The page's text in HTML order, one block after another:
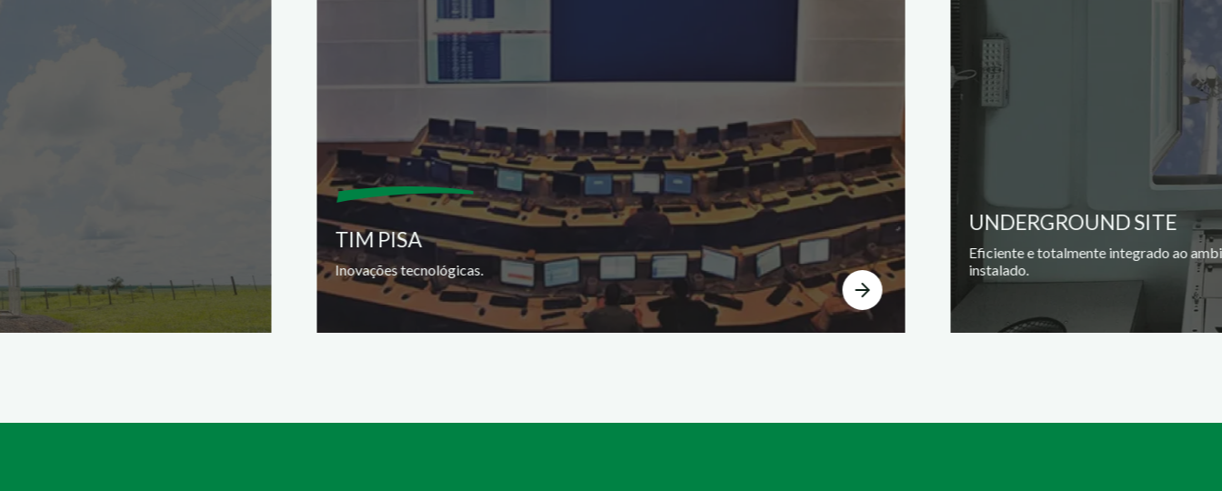
TIM PISA
Inovações tecnológicas.
UNDERGROUND SITE
Eficiente e totalmente integrado ao
instalado.